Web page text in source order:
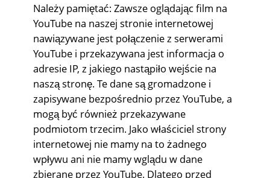
Należy pamiętać: Zawsze oglądając film na
YouTube na naszej stronie internetowej
nawiązywane jest połączenie z serwerami
YouTube i przekazywana jest informacja o
adresie IP, z jakiego nastąpiło wejście na
naszą stronę. Te dane są gromadzone i
zapisywane bezpośrednio przez YouTube, a
mogą być również przekazywane
podmiotom trzecim. Jako właściciel strony
internetowej nie mamy na to żadnego
wpływu ani nie mamy wglądu w dane
zbierane przez YouTube. Dlatego przed